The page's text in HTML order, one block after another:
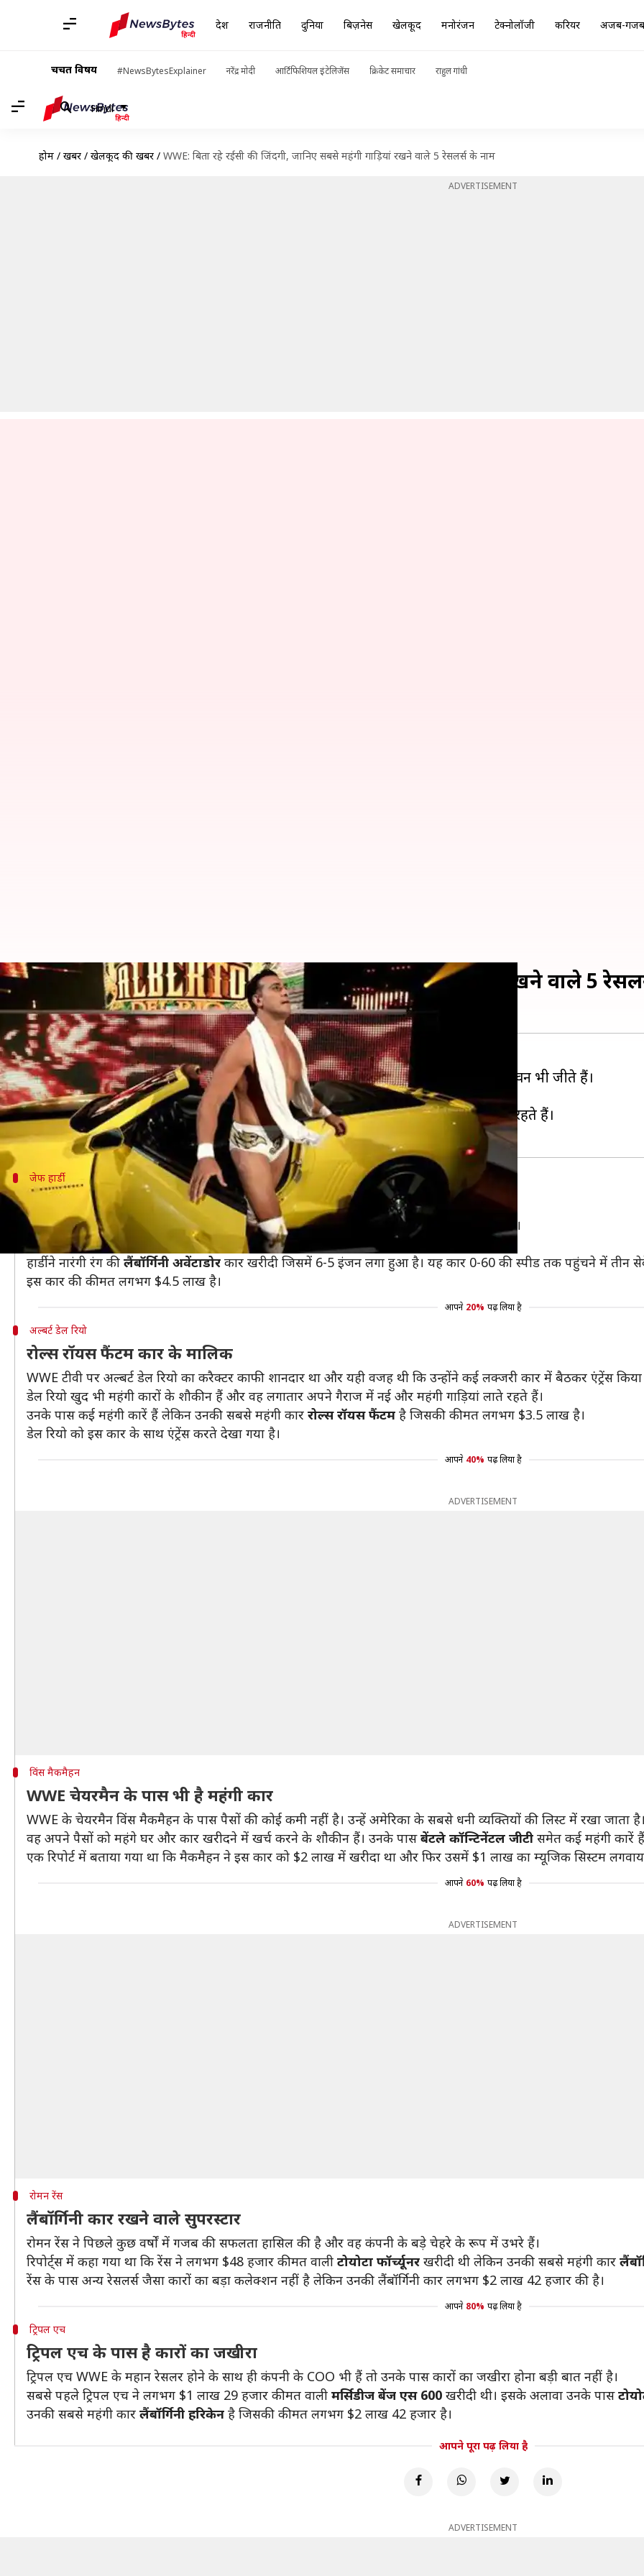
देश राजनीति दुनिया बिज़नेस खेलकूद मनोरंजन टेक्नोलॉजी करियर अजब-गजब
चर्चित विषय #NewsBytesExplainer नरेंद्र मोदी आर्टिफिशियल इंटेलिजेंस क्रिकेट समाचार राहुल गांधी
Hindi
होम / खबरें / खेलकूद की खबरें / WWE: बिता रहे रईसी की जिंदगी, जानिए सबसे महंगी गाड़ियां रखने वाले 5 रेसलर्स के नाम
ADVERTISEMENT
WWE: बिता रहे रईसी की जिंदगी, जानिए सबसे महंगी गाड़ियां रखने वाले 5
लेखन Neeraj Pandey Jan 20, 2019 09:29 am
क्या है खबर?
WWE सुपरस्टार्स की कमाई काफी ज़्यादा होती है और वह उसी के अनुसार अपना रईसी से भरा जीवन भी जीते हैं।
ढेर सारा पैसा कमाने वाले सुपरस्टार्स महंगे घरों और महंगी गाड़ियों पर अपने पैसे खर्च करते हैं।
कुछ सुपरस्टार्स को नई-नई और महंगी कारें खरीदने का शौक रहता है और वे लगातार इसे पूरा करते रहते हैं।
जेफ हार्डी
$4.5 लाख की कार रखने वाले रेसलर
जेफ हार्डी और मैट हार्डी दोनों भाई मिलकर लगभग दो दशक से रेसलिंग जगत में अपना दबदबा बनाए हुए हैं।
WWE में वापसी करने के साथ ही जेफ हार्डी ने सबसे शानदार कार खरीदकर लोगों को चौंका दिया था।
हार्डी ने नारंगी रंग की लैंबॉर्गिनी अवेंटाडोर कार खरीदी जिसमें 6-5 इंजन लगा हुआ है। यह कार 0-60 की स्पीड तक पहुंचने में तीन
इस कार की कीमत लगभग $4.5 लाख है।
आपने 20% पढ़ लिया है
अल्बर्ट डेल रियो
रोल्स रॉयस फैंटम कार के मालिक
WWE टीवी पर अल्बर्ट डेल रियो का करैक्टर काफी शानदार था और यही वजह थी कि उन्होंने कई लक्जरी कार में बैठकर एंट्रेंस किया
डेल रियो खुद भी महंगी कारों के शौकीन हैं और वह लगातार अपने गैराज में नई और महंगी गाड़ियां लाते रहते हैं।
उनके पास कई महंगी कारें हैं लेकिन उनकी सबसे महंगी कार रोल्स रॉयस फैंटम है जिसकी कीमत लगभग $3.5 लाख है।
डेल रियो को इस कार के साथ एंट्रेंस करते देखा गया है।
आपने 40% पढ़ लिया है
ADVERTISEMENT
विंस मैकमैहन
WWE चेयरमैन के पास भी है महंगी कार
WWE के चेयरमैन विंस मैकमैहन के पास पैसों की कोई कमी नहीं है। उन्हें अमेरिका के सबसे धनी व्यक्तियों की लिस्ट में रखा जाता
वह अपने पैसों को महंगे घर और कार खरीदने में खर्च करने के शौकीन हैं। उनके पासबेंटले कॉन्टिनेंटल जीटी समेत कई महंगी कारें
एक रिपोर्ट में बताया गया था कि मैकमैहन ने इस कार को $2 लाख में खरीदा था और फिर उसमें $1 लाख का म्यूजिक सिस्टम
आपने 60% पढ़ लिया है
ADVERTISEMENT
रोमन रेंस
लैंबॉर्गिनी कार रखने वाले सुपरस्टार
रोमन रेंस ने पिछले कुछ वर्षों में गजब की सफलता हासिल की है और वह कंपनी के बड़े चेहरे के रूप में उभरे हैं।
रिपोर्ट्स में कहा गया था कि रेंस ने लगभग $48 हजार कीमत वाली टोयोटा फॉर्च्यूनर खरीदी थी लेकिन उनकी सबसे महंगी कार
रेंस के पास अन्य रेसलर्स जैसा कारों का बड़ा कलेक्शन नहीं है लेकिन उनकी लैंबॉर्गिनी कार लगभग $2 लाख 42 हजार की है।
आपने 80% पढ़ लिया है
ट्रिपल एच
ट्रिपल एच के पास है कारों का जखीरा
ट्रिपल एच WWE के महान रेसलर होने के साथ ही कंपनी के COO भी हैं तो उनके पास कारों का जखीरा होना बड़ी बात नहीं है।
सबसे पहले ट्रिपल एच ने लगभग $1 लाख 29 हजार कीमत वाली मर्सिडीज बेंज एस 600 खरीदी थी। इसके अलावा उनके पास
उनकी सबसे महंगी कार लैंबॉर्गिनी हरिकेन है जिसकी कीमत लगभग $2 लाख 42 हजार है।
आपने पूरा पढ़ लिया है
ADVERTISEMENT